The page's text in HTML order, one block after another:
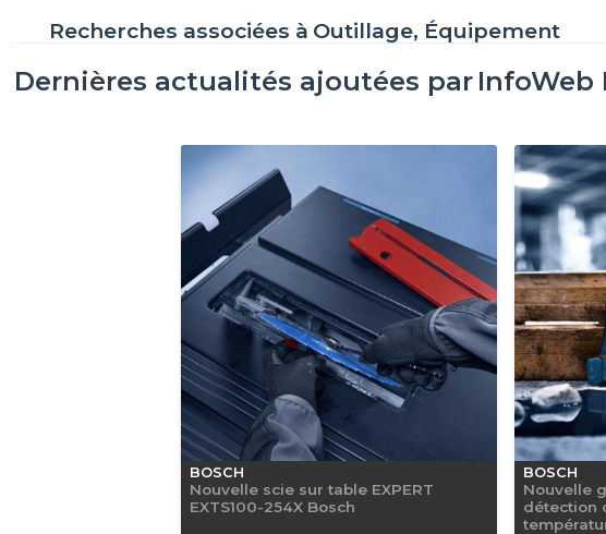
Recherches associées à Outillage, Équipement
Dernières actualités ajoutées par InfoWeb
BOSCH
Nouvelle scie sur table EXPERT
EXTS100-254X Bosch
BOSCH
Nouvelle
détection